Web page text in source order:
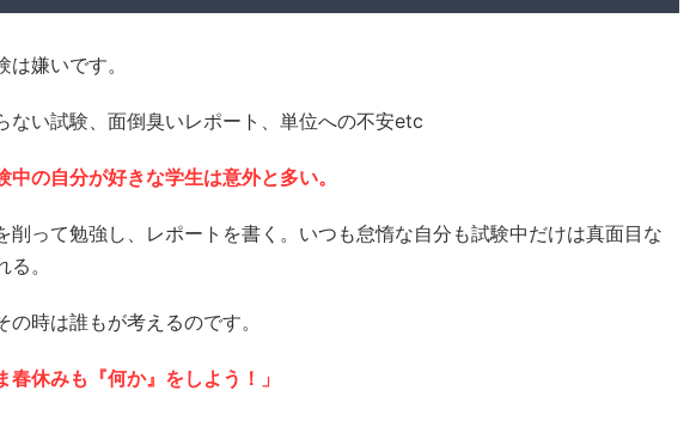
は嫌いです。
ない試験、面倒臭いレポート、単位への不安etc
中の自分が好きな学生は意外と多い。
削って勉強し、レポートを書く。いつも怠惰な自分も試験中だけは真面目な
。
の時は誰もが考えるのです。
春休みも『何か』をしよう！」